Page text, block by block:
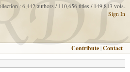
: 6,442 authors / 110,656 titles / 149,813 vols.
Sign In
Contribute |Contact